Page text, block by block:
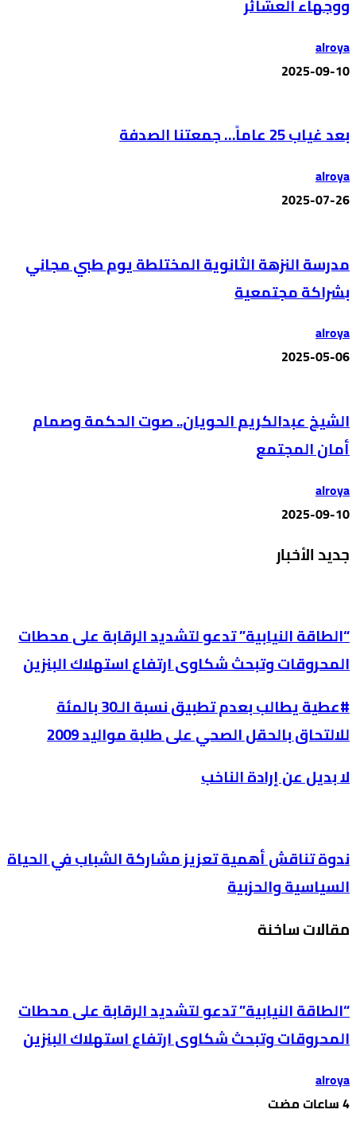
ووجهاء العشائر
alroya
2025-09-10
بعد غياب 25 عاماً… جمعتنا الصدفة
alroya
2025-07-26
مدرسة النزهة الثانوية المختلطة يوم طبي مجاني
بشراكة مجتمعية
alroya
2025-05-06
الشيخ عبدالكريم الحويان.. صوت الحكمة وصمام
أمان المجتمع
alroya
2025-09-10
جديد الأخبار
“الطاقة النيابية” تدعو لتشديد الرقابة على محطات
المحروقات وتبحث شكاوى ارتفاع استهلاك البنزين
#عطية يطالب بعدم تطبيق نسبة الـ30 بالمئة
للالتحاق بالحقل الصحي على طلبة مواليد 2009
لا بديل عن إرادة الناخب
ندوة تناقش أهمية تعزيز مشاركة الشباب في الحياة
السياسية والحزبية
مقالات ساخنة
“الطاقة النيابية” تدعو لتشديد الرقابة على محطات
المحروقات وتبحث شكاوى ارتفاع استهلاك البنزين
alroya